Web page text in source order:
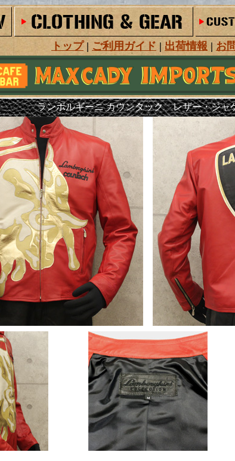
トップ| ご利用ガイド | 出荷情報 | お
ランボルギーニ カウンタック レザー・ジャ